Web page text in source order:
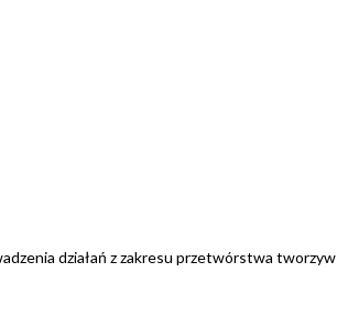
działań z zakresu przetwórstwa tworzyw